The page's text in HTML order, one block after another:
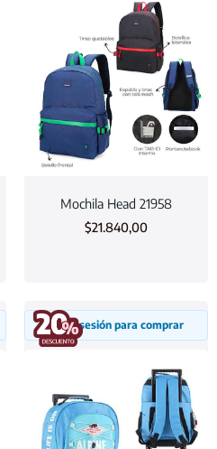
Mochila Head 21958
$21.840,00
Inicia sesión para comprar